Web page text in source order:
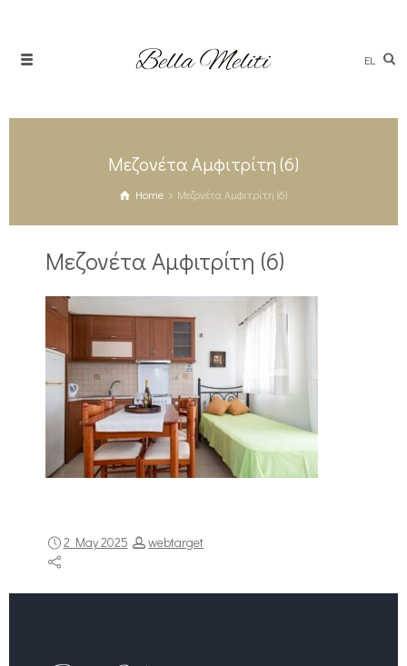
EL
Μεζονέτα Αμφιτρίτη (6)
Home Μεζονέτα Αμφιτρίτη (6)
Μεζονέτα Αμφιτρίτη (6)
2 May 2025 webtarget